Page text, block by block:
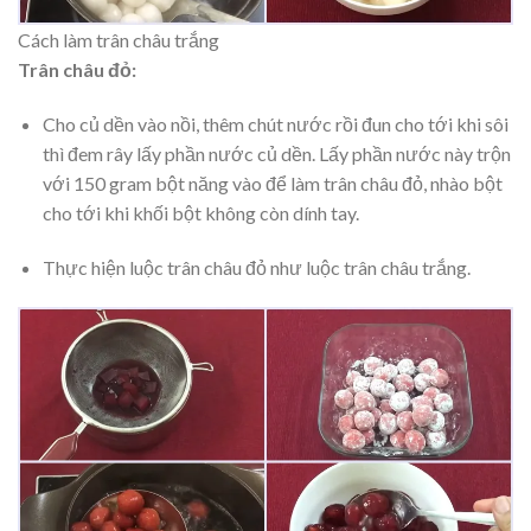
Cách làm trân châu trắng
Trân châu đỏ:
Cho củ dền vào nồi, thêm chút nước rồi đun cho tới khi sôi
thì đem rây lấy phần nước củ dền. Lấy phần nước này trộn
với 150 gram bột năng vào để làm trân châu đỏ, nhào bột
cho tới khi khối bột không còn dính tay.
Thực hiện luộc trân châu đỏ như luộc trân châu trắng.